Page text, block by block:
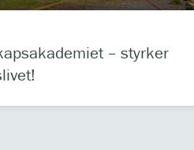
– styrker